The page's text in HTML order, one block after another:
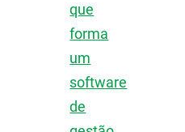
que
forma
um
software
de